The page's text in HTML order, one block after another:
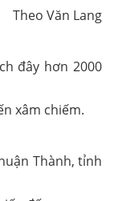
Theo Văn Lang
đây hơn 2000
xâm chiếm.
Thành, tỉnh